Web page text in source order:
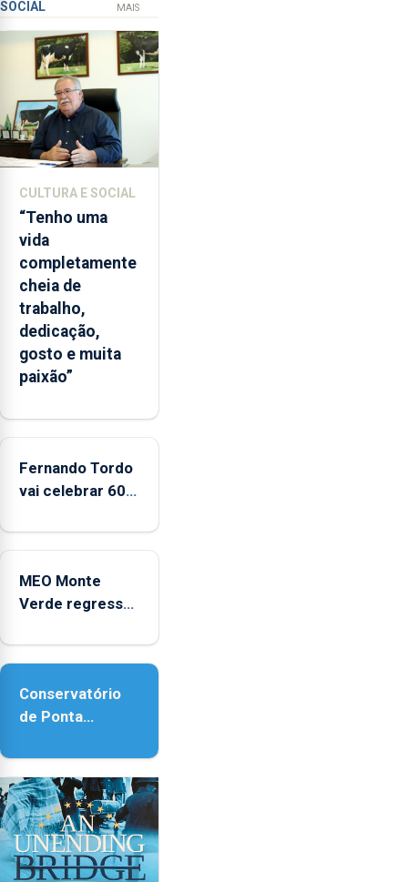
ilegal
de
lapas
entre
2022
e
2026.
A
ilha
das
Flores
apresenta
um
“decréscimo
significativo”
da
CPUE
entre
e
instrumentos
SOCIAL
MAIS
CULTURA E SOCIAL
“Tenho uma
vida
completamente
cheia de
trabalho,
dedicação,
gosto e muita
paixão”
Fernando Tordo
vai celebrar 60
no Coliseu
MEO Monte
Verde regressa
acessibilidade
Conservatório
de Ponta
contar com
novos
instrumentos